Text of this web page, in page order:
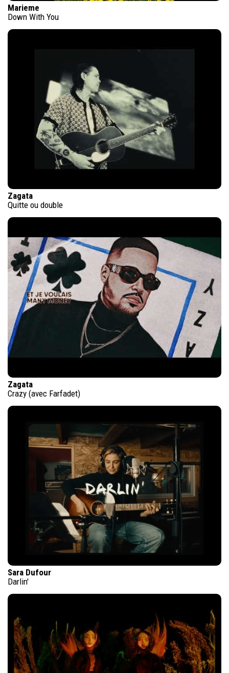
Marieme
Down With You
Zagata
Quitte ou double
Zagata
Crazy (avec Farfadet)
Sara Dufour
Darlin'